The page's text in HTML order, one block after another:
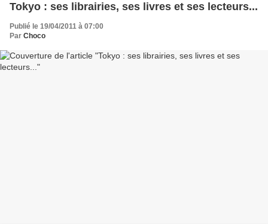
Tokyo : ses librairies, ses livres et ses lecteurs...
Publié le 19/04/2011 à 07:00
Par Choco